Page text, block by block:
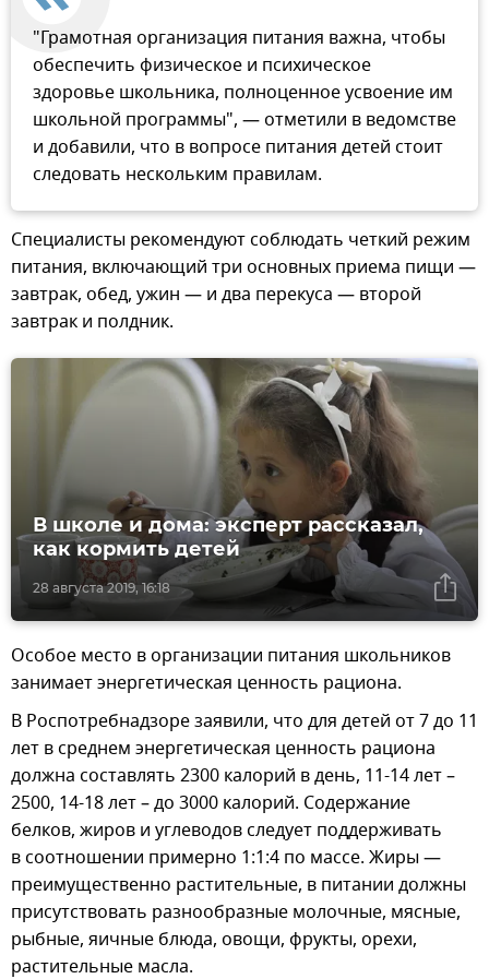
"Грамотная организация питания важна, чтобы
обеспечить физическое и психическое
здоровье школьника, полноценное усвоение им
школьной программы", — отметили в ведомстве
и добавили, что в вопросе питания детей стоит
следовать нескольким правилам.
Специалисты рекомендуют соблюдать четкий режим
питания, включающий три основных приема пищи —
завтрак, обед, ужин — и два перекуса — второй
завтрак и полдник.
28 августа 2019, 16:18
В школе и дома: эксперт рассказал,
как кормить детей
Особое место в организации питания школьников
занимает энергетическая ценность рациона.
В Роспотребнадзоре заявили, что для детей от 7 до 11
лет в среднем энергетическая ценность рациона
должна составлять 2300 калорий в день, 11-14 лет –
2500, 14-18 лет – до 3000 калорий. Содержание
белков, жиров и углеводов следует поддерживать
в соотношении примерно 1:1:4 по массе. Жиры —
преимущественно растительные, в питании должны
присутствовать разнообразные молочные, мясные,
рыбные, яичные блюда, овощи, фрукты, орехи,
растительные масла.